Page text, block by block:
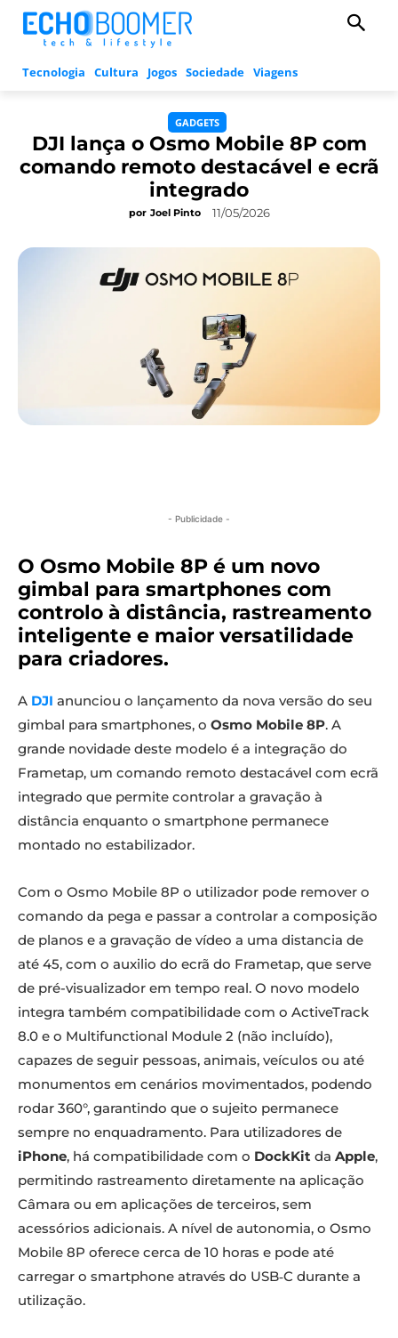
Tecnologia Cultura Jogos Sociedade Viagens
GADGETS
DJI lança o Osmo Mobile 8P com
comando remoto destacável e ecrã
integrado
por Joel Pinto 11/05/2026
- Publicidade -
O Osmo Mobile 8P é um novo
gimbal para smartphones com
controlo à distância, rastreamento
inteligente e maior versatilidade
para criadores.
A DJI anunciou o lançamento da nova versão do seu
gimbal para smartphones, o Osmo Mobile 8P. A
grande novidade deste modelo é a integração do
Frametap, um comando remoto destacável com ecrã
integrado que permite controlar a gravação à
distância enquanto o smartphone permanece
montado no estabilizador.
Com o Osmo Mobile 8P o utilizador pode remover o
comando da pega e passar a controlar a composição
de planos e a gravação de vídeo a uma distancia de
até 45, com o auxilio do ecrã do Frametap, que serve
de pré-visualizador em tempo real. O novo modelo
integra também compatibilidade com o ActiveTrack
8.0 e o Multifunctional Module 2 (não incluído),
capazes de seguir pessoas, animais, veículos ou até
monumentos em cenários movimentados, podendo
rodar 360°, garantindo que o sujeito permanece
sempre no enquadramento. Para utilizadores de
iPhone, há compatibilidade com o DockKit da Apple,
permitindo rastreamento diretamente na aplicação
Câmara ou em aplicações de terceiros, sem
acessórios adicionais. A nível de autonomia, o Osmo
Mobile 8P oferece cerca de 10 horas e pode até
carregar o smartphone através do USB‑C durante a
utilização.